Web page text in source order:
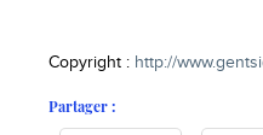
Copyright : http://
Partager :